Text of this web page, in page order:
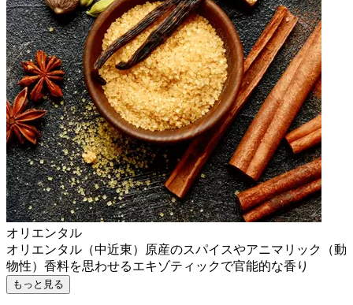
オリエンタル
オリエンタル（中近東）原産のスパイスやアニマリック（動
物性）香料を思わせるエキゾティックで官能的な香り
もっと見る